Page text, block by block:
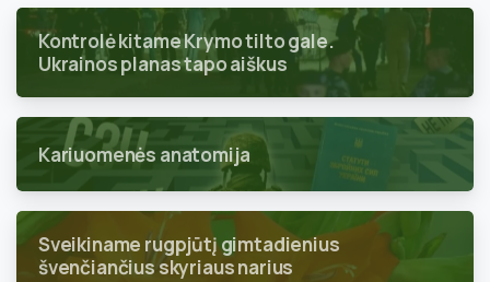
Kontrolė kitame Krymo tilto gale.
Ukrainos planas tapo aiškus
Kariuomenės anatomija
Sveikiname rugpjūtį gimtadienius
švenčiančius skyriaus narius